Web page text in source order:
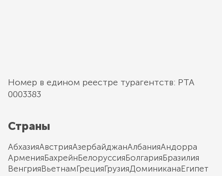
Номер в едином реестре турагентств: РТА
0003383
Страны
АбхазияАвстрияАзербайджанАлбанияАндорра
АрменияБахрейнБелоруссияБолгарияБразилия
ВенгрияВьетнамГрецияГрузияДоминиканаЕгипет